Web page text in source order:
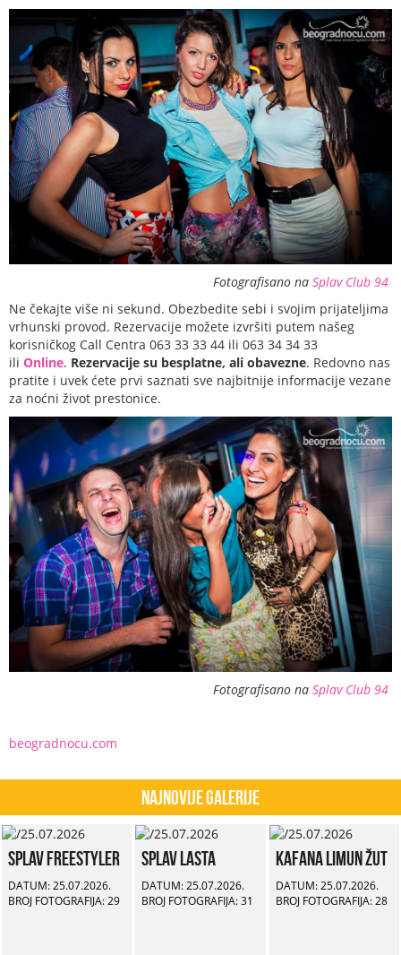
Fotografisano na Splav Club 94
Ne čekajte više ni sekund. Obezbedite sebi i svojim prijateljima
vrhunski provod. Rezervacije možete izvršiti putem našeg
korisničkog Call Centra 063 33 33 44 ili 063 34 34 33
ili Online. Rezervacije su besplatne, ali obavezne. Redovno nas
pratite i uvek ćete prvi saznati sve najbitnije informacije vezane
za noćni život prestonice.
Fotografisano na Splav Club 94
beogradnocu.com
Najnovije Galerije
Splav Freestyler
DATUM: 25.07.2026.
BROJ FOTOGRAFIJA: 29
Splav Lasta
DATUM: 25.07.2026.
BROJ FOTOGRAFIJA: 31
Kafana Limun Žut
DATUM: 25.07.2026.
BROJ FOTOGRAFIJA: 28